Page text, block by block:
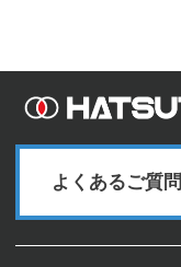
よくあるご質問